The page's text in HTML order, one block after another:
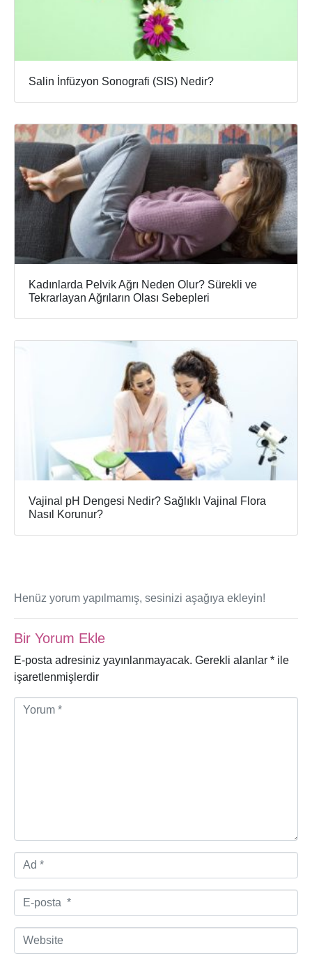
Salin İnfüzyon Sonografi (SIS) Nedir?
Kadınlarda Pelvik Ağrı Neden Olur? Sürekli ve
Tekrarlayan Ağrıların Olası Sebepleri
Vajinal pH Dengesi Nedir? Sağlıklı Vajinal Flora
Nasıl Korunur?
Henüz yorum yapılmamış, sesinizi aşağıya ekleyin!
Bir Yorum Ekle
E-posta adresiniz yayınlanmayacak. Gerekli alanlar * ile
işaretlenmişlerdir
d
*
-
pW
e